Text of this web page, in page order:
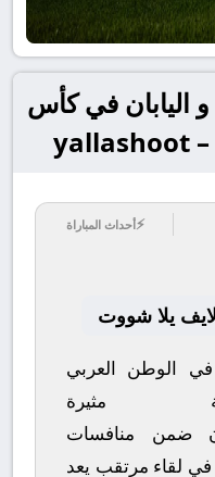
اليابان في كأس
⚡أحداث المباراة
لايف يلا شووت
الوطن العربي
مثيرة
ضمن منافسات
في لقاء مرتقب يعد